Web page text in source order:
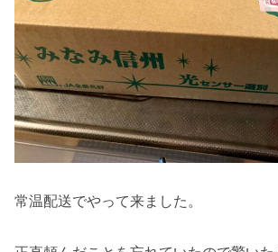
常温配送でやって来ました。